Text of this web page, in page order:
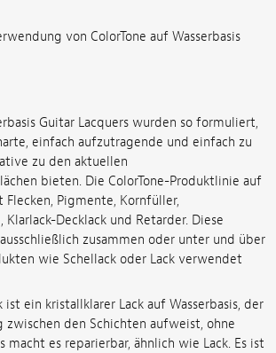
von ColorTone auf Wasserbasis
Guitar Lacquers wurden so formuliert,
einfach aufzutragende und einfach zu
zu den aktuellen
bieten. Die ColorTone-Produktlinie auf
Flecken, Pigmente, Kornfüller,
Decklack und Retarder. Diese
zusammen oder unter und über
wie Schellack oder Lack verwendet
ist ein kristallklarer Lack auf Wasserbasis, der
zwischen den Schichten aufweist, ohne
macht es reparierbar, ähnlich wie Lack. Es ist